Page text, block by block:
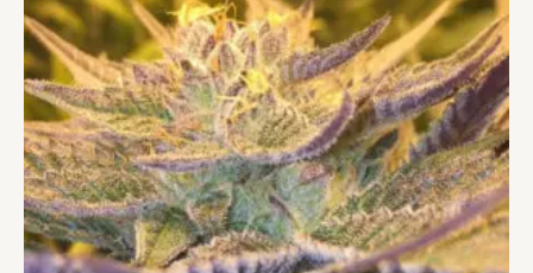
€41,50
weist
mehrere
Varianten
auf.
Die
Optionen
können
auf
der
Produktseite